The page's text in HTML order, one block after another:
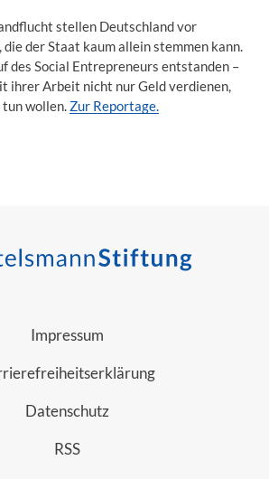
stellen Deutschland vor
der Staat kaum allein stemmen kann.
des Social Entrepreneurs entstanden –
ihrer Arbeit nicht nur Geld verdienen,
tun wollen. Zur Reportage.
Impressum
Datenschutz
RSS